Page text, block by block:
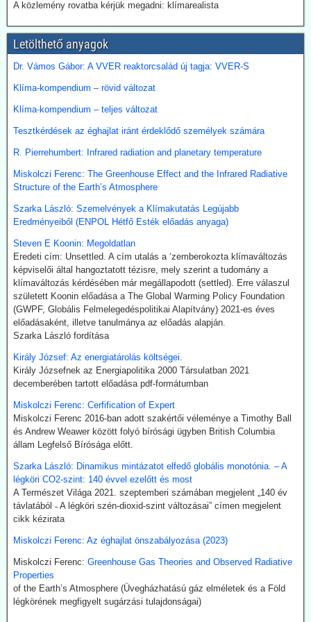
bekopogtatott, azonnal ejtették a magas ívű terveket.
A japán Gazdasági, Kereskedelmi és Ipari Minisztérium (METI)
képviselői kijelentették, hogy a széntermelés bővítése azonnali
megoldást jelent a földgáz-megtakarításra. Mivel Japán a Hormuz
szoroson keresztül kapta olaj és földgázszállítmányait, a
Emellett megnöveli saját kitermelését, és kacsingat az orosz
beszállításokra is.
2026.07.22. Finance.yahoo: Kerozin a hulladék
étolajból és egyéb alternatív forrásokból - India a
startvonalon
A növényi olaj- és állati zsírhulladékból nemcsak autóüzemanyagot
lehet gyártani, hanem kerozint is. Az így nyert üzemanyag neve
Sustainable Aviation Fuel (fenntartható kerozin, SAF). Előállítása
ma 2-5-ször drágább, mint a hagyományos keroziné, de
üzemanyag iránt.
India új utat céloz meg az előállításnál. A mezőgazdasági
hulladékokból (magas CO-tartalmú) szintézisgázt lehet gyártani,
amit a Fischer-Tropsch eljárás szerint hidrogénnel reagáltatva
folyékony szénhidrogén-keveréket, azaz benzint kapunk. A folyamat
megfelelő irányításánál a végtermék kerozin. A hidrogént -
legalábbis indiai források szerint elektrolízissel kívánják előállítani.
Kommentárunk: Semmi kifogásunk nincs a zöld technológiák ellen.
Problémánk avval van, ha a zöldenergiagyártás súlyos állami, értsd
adófizetői szubvenciókból akar megélni - az idők végezetéig.
klíma-lezárásokat a kovid-lezárások mintájára?
Google és az egyéb MI által támogatott keresők szerint a
klímavészhelyzet miatti lezárások csupáncsak összeesküvés-
elmélet. Az igazság evvel szemben az, hogy a fogalmat egy, a
WHO megbízásából dolgozó közgazdász alkotta meg 2020
októberében. A támogatók között ott volt a Soros-alapítvány és a
világ legnagyobb vállalatait összefogó World Business Council for
Sustainable Development. Az illető szerint a klímavészhelyzet
miatti lezárások a vörös hús fogyasztásának tilalmát, a személyes
kitermelésének megszüntetését és további energiaügyi
intézkedéseket jelentenének.
Hogy erre (egyelőre legalább is) nem került sor, az az ún.
összeesküvés-elmélet terjesztőknek, azaz az információk
kompromisszum nélkül terjesztőinek köszönhető.
A közlemény rovatba kérjük megadni: klímarealista
Letölthető anyagok
Dr. Vámos Gábor: A VVER reaktorcsalád új tagja: VVER-S
Klíma-kompendium – rövid változat
Klíma-kompendium – teljes változat
Tesztkérdések az éghajlat iránt érdeklődő személyek számára
R. Pierrehumbert: Infrared radiation and planetary temperature
Miskolczi Ferenc: The Greenhouse Effect and the Infrared Radiative
Structure of the Earth’s Atmosphere
Szarka László: Szemelvények a Klímakutatás Legújabb
Eredményeiből (ENPOL Hétfő Esték előadás anyaga)
Steven E Koonin: Megoldatlan
Eredeti cím: Unsettled. A cím utalás a ‘zemberokozta klímaváltozás
képviselői által hangoztatott tézisre, mely szerint a tudomány a
klímaváltozás kérdésében már megállapodott (settled). Erre válaszul
született Koonin előadása a The Global Warming Policy Foundation
(GWPF, Globális Felmelegedéspolitikai Alapítvány) 2021-es éves
előadásaként, illetve tanulmánya az előadás alapján.
Szarka László fordítása
Király József: Az energiatárolás költségei.
Király Józsefnek az Energiapolitika 2000 Társulatban 2021
decemberében tartott előadása pdf-formátumban
Miskolczi Ferenc: Cerfification of Expert
Miskolczi Ferenc 2016-ban adott szakértői véleménye a Timothy Ball
és Andrew Weawer között folyó bírósági ügyben British Columbia
állam Legfelső Bírósága előtt.
Szarka László: Dinamikus mintázatot elfedő globális monotónia. – A
légköri CO2-szint: 140 évvel ezelőtt és most
A Természet Világa 2021. szeptemberi számában megjelent „140 év
távlatából ˗ A légköri szén-dioxid-szint változásai” címen megjelent
cikk kézirata
Miskolczi Ferenc: Az éghajlat önszabályozása (2023)
Miskolczi Ferenc: Greenhouse Gas Theories and Observed Radiative
Properties
of the Earth’s Atmosphere (Üvegházhatású gáz elméletek és a Föld
légkörének megfigyelt sugárzási tulajdonságai)